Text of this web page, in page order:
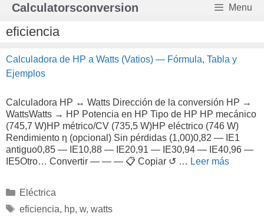
Saltar
contenido
Calculatorsconversion Menu
eficiencia
Calculadora de HP a Watts (Vatios) — Fórmula, Tabla y
Ejemplos
Calculadora HP ↔ Watts Dirección de la conversión HP →
WattsWatts → HP Potencia en HP Tipo de HP HP mecánico
(745,7 W)HP métrico/CV (735,5 W)HP eléctrico (746 W)
Rendimiento η (opcional) Sin pérdidas (1,00)0,82 — IE1
antiguo0,85 — IE10,88 — IE20,91 — IE30,94 — IE40,96 —
IE5Otro… Convertir — — — 📋 Copiar ↺ … Leer más
Categorías
Eléctrica
Etiquetas
eficiencia, hp, w, watts